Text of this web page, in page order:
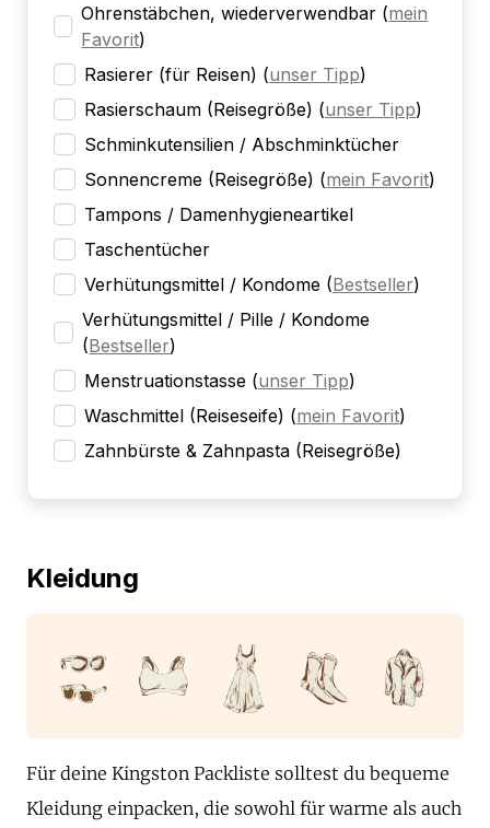
Ohrenstäbchen, wiederverwendbar (mein
Favorit)
Rasierer (für Reisen) (unser Tipp)
Rasierschaum (Reisegröße) (unser Tipp)
Schminkutensilien / Abschminktücher
Sonnencreme (Reisegröße) (mein Favorit)
Tampons / Damenhygieneartikel
Taschentücher
Verhütungsmittel / Kondome (Bestseller)
Verhütungsmittel / Pille / Kondome
(Bestseller)
Menstruationstasse (unser Tipp)
Waschmittel (Reiseseife) (mein Favorit)
Zahnbürste & Zahnpasta (Reisegröße)
Kleidung
Für deine Kingston Packliste solltest du bequeme
Kleidung einpacken, die sowohl für warme als auch